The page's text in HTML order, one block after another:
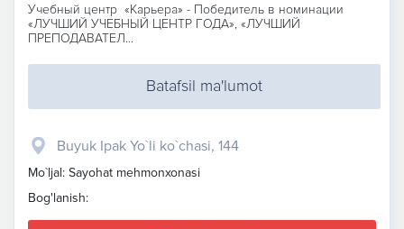
Учебный центр «Карьера» - Победитель в номинации
«ЛУЧШИЙ УЧЕБНЫЙ ЦЕНТР ГОДА», «ЛУЧШИЙ
ПРЕПОДАВАТЕЛ...
Batafsil ma'lumot
Buyuk Ipak Yo`li ko`chasi, 144
Mo`ljal: Sayohat mehmonxonasi
Bog'lanish: